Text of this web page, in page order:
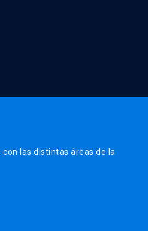
las distintas áreas de la